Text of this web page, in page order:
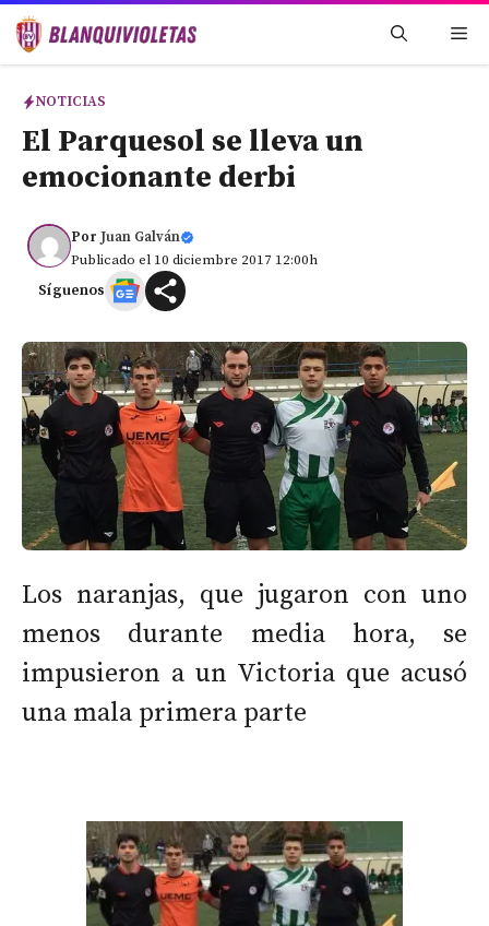
Saltar
NOTICIAS
El Parquesol se lleva un
emocionante derbi
Por Juan Galván
Publicado el 10 diciembre 2017 12:00h
Síguenos
Los naranjas, que jugaron con uno
menos durante media hora, se
impusieron a un Victoria que acusó
una mala primera parte